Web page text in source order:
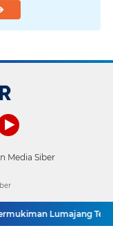
Media Siber
Lumajang